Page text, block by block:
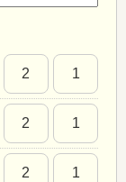
2 1
2 1
2 1